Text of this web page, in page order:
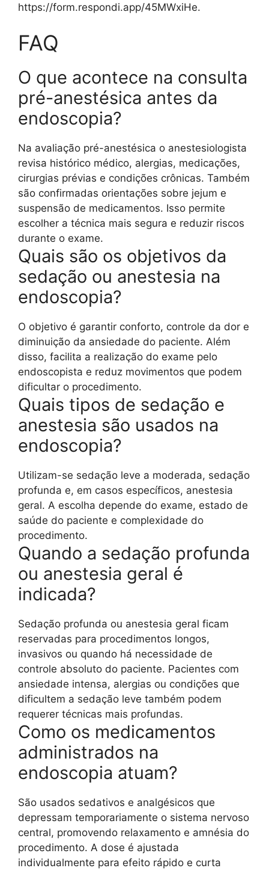
https://form.respondi.app/45MWxiHe.
FAQ
O que acontece na consulta
pré-anestésica antes da
endoscopia?
Na avaliação pré-anestésica o anestesiologista
revisa histórico médico, alergias, medicações,
cirurgias prévias e condições crônicas. Também
são confirmadas orientações sobre jejum e
suspensão de medicamentos. Isso permite
escolher a técnica mais segura e reduzir riscos
durante o exame.
Quais são os objetivos da
sedação ou anestesia na
endoscopia?
O objetivo é garantir conforto, controle da dor e
diminuição da ansiedade do paciente. Além
disso, facilita a realização do exame pelo
endoscopista e reduz movimentos que podem
dificultar o procedimento.
Quais tipos de sedação e
anestesia são usados na
endoscopia?
Utilizam-se sedação leve a moderada, sedação
profunda e, em casos específicos, anestesia
geral. A escolha depende do exame, estado de
saúde do paciente e complexidade do
procedimento.
Quando a sedação profunda
ou anestesia geral é
indicada?
Sedação profunda ou anestesia geral ficam
reservadas para procedimentos longos,
invasivos ou quando há necessidade de
controle absoluto do paciente. Pacientes com
ansiedade intensa, alergias ou condições que
dificultem a sedação leve também podem
requerer técnicas mais profundas.
Como os medicamentos
administrados na
endoscopia atuam?
São usados sedativos e analgésicos que
depressam temporariamente o sistema nervoso
central, promovendo relaxamento e amnésia do
procedimento. A dose é ajustada
individualmente para efeito rápido e curta